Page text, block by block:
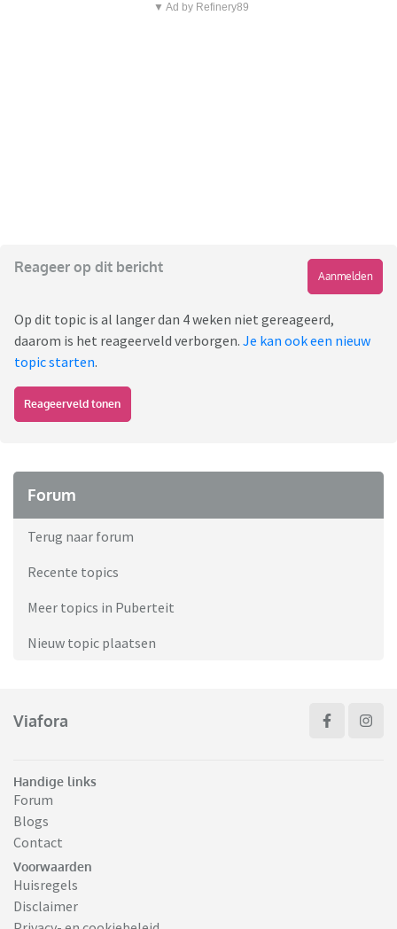
▼ Ad by Refinery89
Reageer op dit bericht
Aanmelden
Op dit topic is al langer dan 4 weken niet gereageerd,
daarom is het reageerveld verborgen. Je kan ook een nieuw
topic starten.
Reageerveld tonen
Forum
Terug naar forum
Recente topics
Meer topics in Puberteit
Nieuw topic plaatsen
Viafora
Handige links
Forum
Blogs
Contact
Voorwaarden
Huisregels
Disclaimer